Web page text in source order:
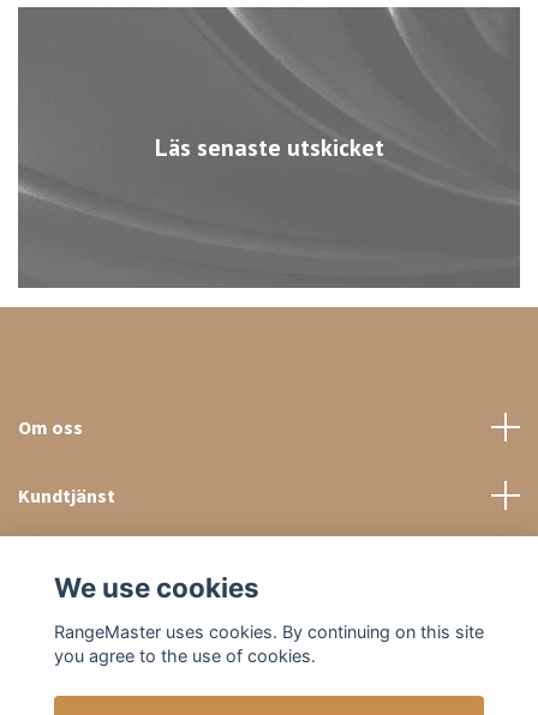
Läs senaste utskicket
Om oss
Kundtjänst
We use cookies
RangeMaster uses cookies. By continuing on this site
you agree to the use of cookies.